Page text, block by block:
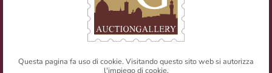
Filatelia Numismatica
Questa pagina fa uso di cookie. Visitando questo sito web si autorizza
l'impiego di cookie.